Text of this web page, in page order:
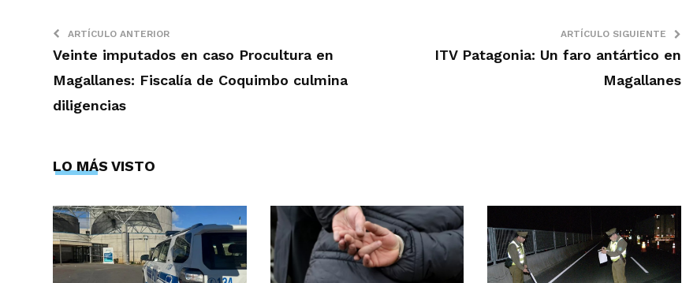
ARTÍCULO ANTERIOR
Veinte imputados en caso Procultura en
Magallanes: Fiscalía de Coquimbo culmina
diligencias
ARTÍCULO SIGUIENTE
ITV Patagonia: Un faro antártico en
Magallanes
LO MÁS VISTO